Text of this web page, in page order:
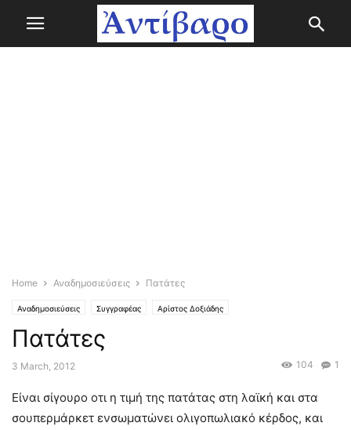
Home Αναδημοσιεύσεις Πατάτες
Αναδημοσιεύσεις Συγγραφέας Αρίστος Δοξιάδης
Πατάτες
3 March, 2012 1
104
Είναι σίγουρο οτι η τιμή της πατάτας στη λαϊκή και στα
σουπερμάρκετ ενσωματώνει ολιγοπωλιακό κέρδος, και